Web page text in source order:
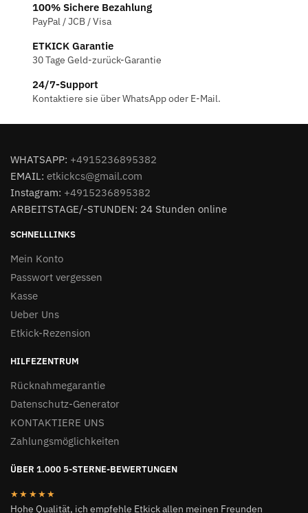
100% Sichere Bezahlung
PayPal / JCB / Visa
ETKICK Garantie
30 Tage Geld-zurück-Garantie
24/7-Support
Kontaktiere sie über WhatsApp oder E-Mail.
WHATSAPP: +4915236895382
EMAIL: etkickcs@gmail.com
Instagram: +4915236895382
ARBEITSTAGE/-STUNDEN: 24 Stunden online
SCHNELLLINKS
Mein Konto
Passwort vergessen
Kasse
Ueber Uns
Etkick-Rezension
HILFEZENTRUM
Rücknahmegarantie
Datenschutz-Generator
KONTAKTIERE UNS
Zahlungsmöglichkeiten
ÜBER 1.000 5-STERNE-BEWERTUNGEN
★★★★★
Hohe Qualität, ich empfehle Etkick allen meinen Freunden